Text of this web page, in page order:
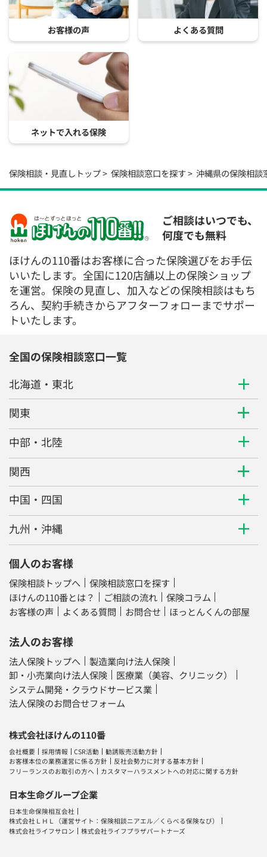
お客様の声 よくある質問
ネットで入れる保険
保険相談・見直しトップ 保険相談窓口を探す 沖縄県の保険相談
ご相談はいつでも、
何度でも無料
ほけんの110番はお客様に合った保険選びをお手伝
いいたします。全国に120店舗以上の保険ショップ
を運営。保険の見直し、加入などの保険相談はもち
ろん、契約手続きからアフターフォローまでサポー
トいたします。
全国の保険相談窓口一覧
北海道・東北
関東
中部・北陸
関西
中国・四国
九州・沖縄
個人のお客様
保険相談トップへ
保険相談窓口を探す
ほけんの110番とは？
ご相談の流れ
保険コラム
お客様の声
よくある質問 お問合せ ほっとんくんの部屋
法人のお客様
法人保険トップへ
製造業向け法人保険
卸・小売業向け法人保険
医療業（美容、クリニック）
システム開発・クラウドサービス業
法人保険のお問合せフォーム
株式会社ほけんの110番
会社概要 採用情報 CSR活動
勧誘販売活動方針
お客様本位の業務運営に係る方針
反社会勢力に対する基本方針
フリーランスのお取引の方へ
カスタマーハラスメントへの対応に関する方針
日本生命グループ企業
日本生命保険相互会社
株式会社ＬＨＬ （運営サイト：保険相談ニアエル／ くらべる保険なび）
株式会社ライフサロン
株式会社ライフプラザパートナーズ